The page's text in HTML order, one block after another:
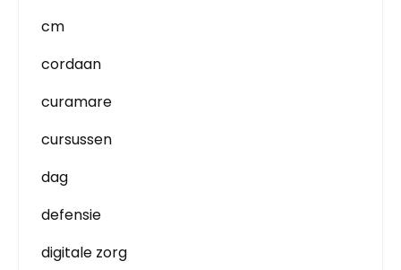
cm
cordaan
curamare
cursussen
dag
defensie
digitale zorg